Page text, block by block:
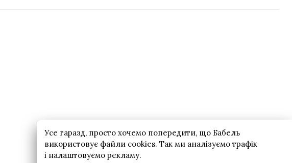
Усе гаразд, просто хочемо попередити, що Бабель
використовує файли cookies. Так ми аналізуємо трафік
і налаштовуємо рекламу.